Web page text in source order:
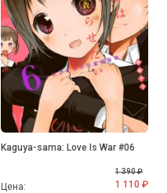
Kaguya-sama: Love Is War #06
Цена:
1 390 ₽
1 110 ₽